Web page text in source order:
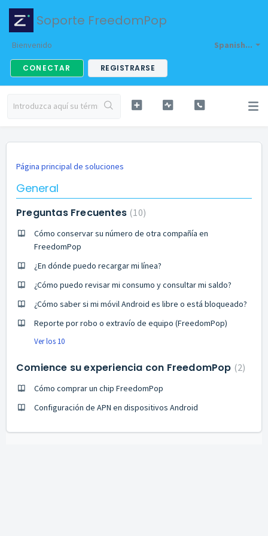
Soporte FreedomPop
Spanish...
Bienvenido
CONECTAR REGISTRARSE
Página principal de soluciones
General
Preguntas Frecuentes 10
Cómo conservar su número de otra compañía en
FreedomPop
¿En dónde puedo recargar mi línea?
¿Cómo puedo revisar mi consumo y consultar mi saldo?
¿Cómo saber si mi móvil Android es libre o está bloqueado?
Reporte por robo o extravío de equipo (FreedomPop)
Ver los 10
Comience su experiencia con FreedomPop 2
Cómo comprar un chip FreedomPop
Configuración de APN en dispositivos Android